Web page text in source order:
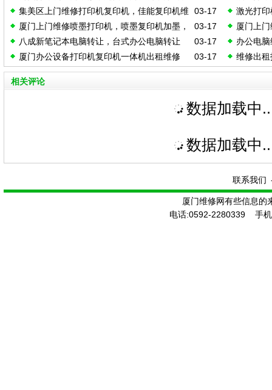
备维修
打印机
03-17
集美区上门维修打印机复印机，佳能复印机维
修
激光打
机电脑维
03-17
厦门上门维修喷墨打印机，喷墨复印机加墨，
复印机维修
厦门上
能一体机
03-17
八成新笔记本电脑转让，台式办公电脑转让
办公电
更换主板
03-17
厦门办公设备打印机复印机一体机出租维修 维修出
相关评论
数据加载中
数据加载中
联系我们
厦门维修网有些信息的
电话:0592-2280339 手